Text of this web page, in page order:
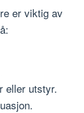
er viktig av
eller utstyr.